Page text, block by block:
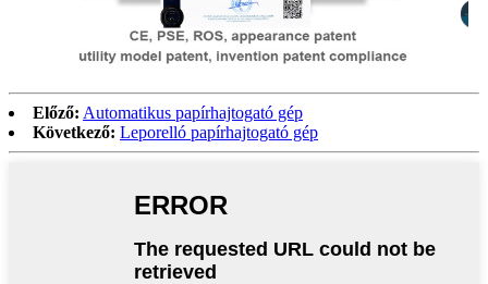
Előző: Automatikus papírhajtogató gép
Következő: Leporelló papírhajtogató gép